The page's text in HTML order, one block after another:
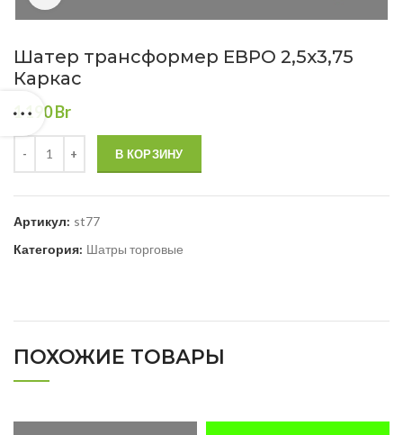
Шатер трансформер ЕВРО 2,5х3,75
Каркас
1 190Br
В КОРЗИНУ
Артикул: st77
Категория: Шатры торговые
ПОХОЖИЕ ТОВАРЫ